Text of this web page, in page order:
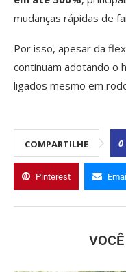
mudanças rápidas de
Por isso, apesar da
continuam adotando o
ligados mesmo em
COMPARTILHE 0
Pinterest Email